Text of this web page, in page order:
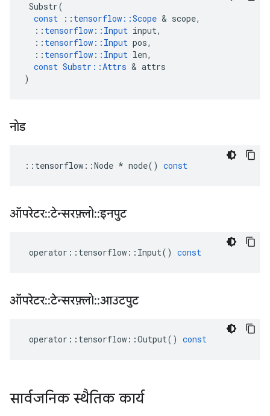
Substr(
const
:: tensorflow ::Scope & scope,
:: tensorflow :: Input input,
:: tensorflow :: Input pos,
:: tensorflow :: Input len,
const Substr ::Attrs & attrs
)
नोड
:: tensorflow ::Node * node() const
ऑपरेटर::टेन्सरफ़्लो::इनपुट
operator :: tensorflow :: Input() const
ऑपरेटर::टेन्सरफ़्लो::आउटपुट
operator :: tensorflow ::Output() const
सार्वजनिक स्थैतिक कार्य